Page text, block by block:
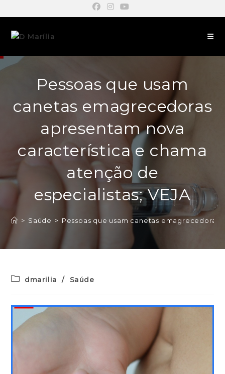
Pessoas que usam
canetas emagrecedoras
apresentam nova
característica e chama
atenção de
especialistas; VEJA
> Saúde > Pessoas que usam canetas
dmarilia / Saúde